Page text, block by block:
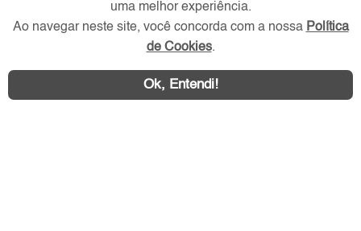
WhatsApp Contatar
Área exclusiva aos anunciantes,
acesse sua conta:
uma melhor experiência.
Ao navegar neste site, você concorda com a nossa Política
de Cookies.
Ok, Entendi!